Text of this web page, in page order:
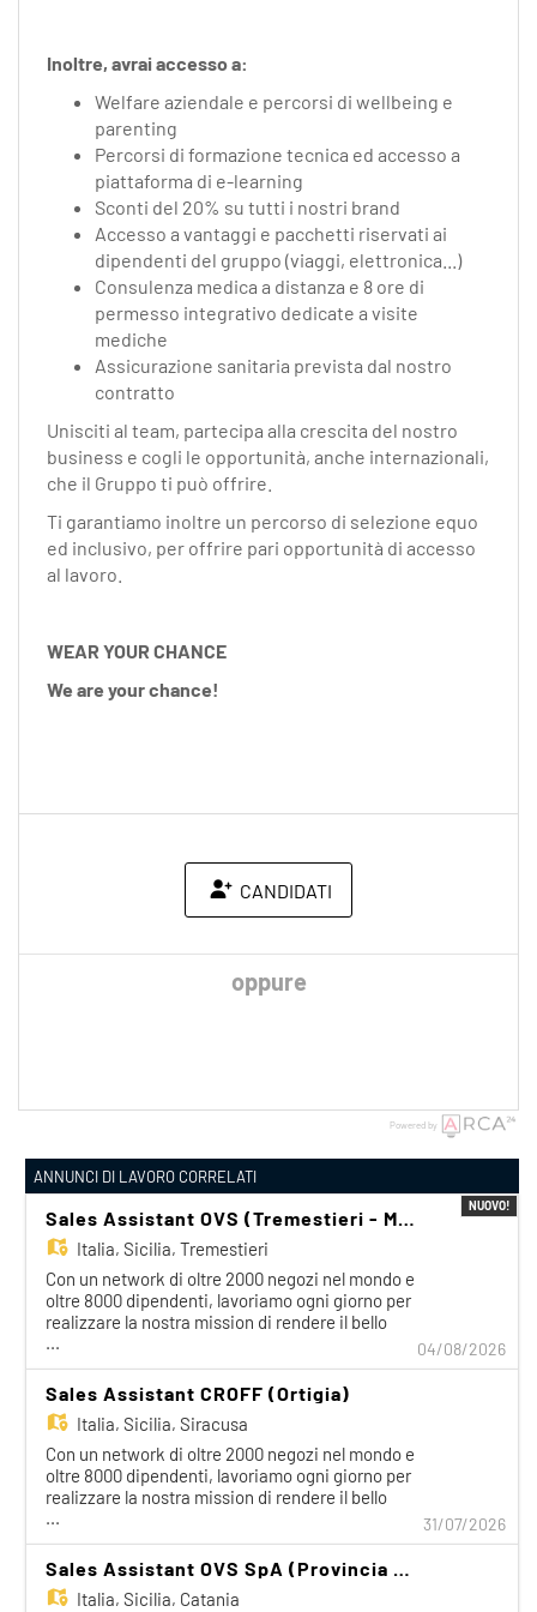
Inoltre, avrai accesso a:
Welfare aziendale e percorsi di wellbeing e
parenting
Percorsi di formazione tecnica ed accesso a
piattaforma di e-learning
Sconti del 20% su tutti i nostri brand
Accesso a vantaggi e pacchetti riservati ai
dipendenti del gruppo (viaggi, elettronica...)
Consulenza medica a distanza e 8 ore di
permesso integrativo dedicate a visite
mediche
Assicurazione sanitaria prevista dal nostro
contratto
Unisciti al team, partecipa alla crescita del nostro
business e cogli le opportunità, anche internazionali,
che il Gruppo ti può offrire.
Ti garantiamo inoltre un percorso di selezione equo
ed inclusivo, per offrire pari opportunità di accesso
al lavoro.
WEAR YOUR CHANCE
We are your chance!
CANDIDATI
oppure
Powered by
ANNUNCI DI LAVORO CORRELATI
NUOVO!
Sales Assistant OVS (Tremestieri - Messina)
Italia, Sicilia, Tremestieri
Con un network di oltre 2000 negozi nel mondo e
oltre 8000 dipendenti, lavoriamo ogni giorno per
realizzare la nostra mission di rendere il bello
accessibile a tutti. Facciamo la differenza per i
nostri clienti attraverso i brand del nostro gruppo:
OVS, OVS Kids, UPIM, Blukids, Croff, Les Copains,
Shaka, Goldenpoint, Stefanel. Ogni giorno
prepariamo il negozio e accompagniamo il cliente
alla scoperta delle nostre collezioni. Unisciti anche
tu al nostro team di Sales Assistant! Brand: OVS
Luogo di lavoro: S.S. 114 Km 6 e 300 - Tremestieri
euro, riparametrato a seconda della durata del
contratto e del monte ore settimanale Di cosa ti
occuperai? - Gestire il cliente, perché possa
... 04/08/2026
Sales Assistant CROFF (Ortigia)
Italia, Sicilia, Siracusa
Con un network di oltre 2000 negozi nel mondo e
oltre 8000 dipendenti, lavoriamo ogni giorno per
realizzare la nostra mission di rendere il bello
accessibile a tutti. Facciamo la differenza per i
nostri clienti attraverso i brand del nostro gruppo:
OVS, OVS Kids, UPIM, Blukids, Croff, Les Copains,
Shaka, Goldenpoint, Stefanel. Ogni giorno
prepariamo il negozio e accompagniamo il cliente
... 31/07/2026
Sales Assistant OVS SpA (Provincia di CATANIA) - Appartenente Categorie protette Art. 1 L. 68-99
Italia, Sicilia, Catania